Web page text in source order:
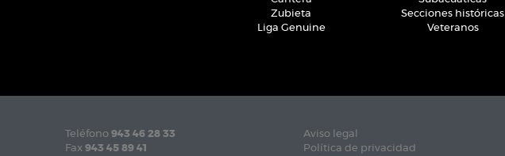
Zubieta
Liga Genuine
Secciones históricas
Veteranos
Teléfono 943 46 28 33
Fax 943 45 89 41
Aviso legal
Política de privacidad